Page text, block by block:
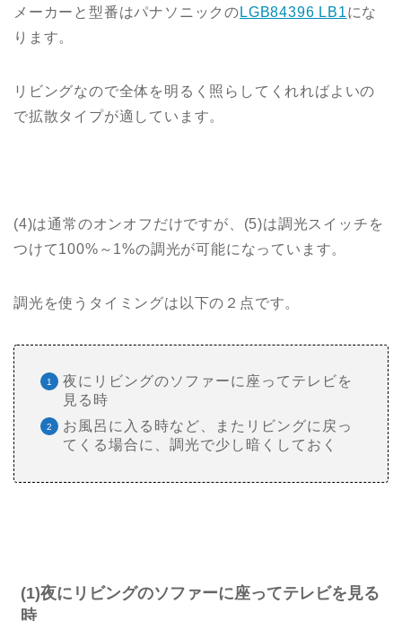
メーカーと型番はパナソニックの LGB84396 LB1にな
ります。
リビングなので全体を明るく照らしてくれればよいの
で拡散タイプが適しています。
(4)は通常のオンオフだけですが、(5)は調光スイッチを
つけて100%～1%の調光が可能になっています。
調光を使うタイミングは以下の２点です。
夜にリビングのソファーに座ってテレビを
見る時
お風呂に入る時など、またリビングに戻っ
てくる場合に、調光で少し暗くしておく
(1)夜にリビングのソファーに座ってテレビを見る
時